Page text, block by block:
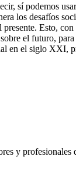
sí podemos
los desafíos
Esto,
el futuro,
en el siglo XXI,
y